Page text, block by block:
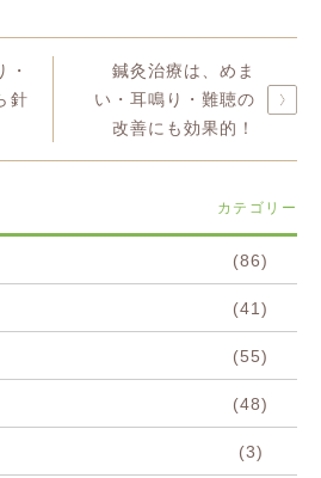
・
針
鍼灸治療は、めま
い・耳鳴り・難聴の
改善にも効果的！
カテゴリー
(86)
(41)
(55)
(48)
(3)